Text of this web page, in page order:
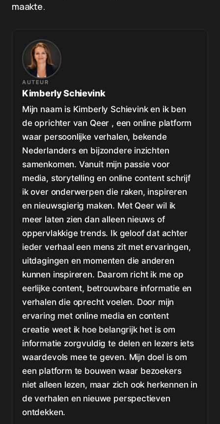
maakte.
AUTEUR
Kimberly Schievink
Mijn naam is Kimberly Schievink en ik ben
de oprichter van Qeer , een online platform
waar persoonlijke verhalen, bekende
Nederlanders en bijzondere inzichten
samenkomen. Vanuit mijn passie voor
media, storytelling en online content schrijf
ik over onderwerpen die raken, inspireren
en nieuwsgierig maken. Met Qeer wil ik
meer laten zien dan alleen nieuws of
oppervlakkige trends. Ik geloof dat achter
ieder verhaal een mens zit met ervaringen,
uitdagingen en momenten die anderen
kunnen inspireren. Daarom richt ik me op
eerlijke content, betrouwbare informatie en
verhalen die oprecht voelen. Door mijn
ervaring met online media en content
creatie weet ik hoe belangrijk het is om
informatie zorgvuldig te delen en lezers iets
waardevols mee te geven. Mijn doel is om
een platform te bouwen waar bezoekers
niet alleen lezen, maar zich ook herkennen in
de verhalen en nieuwe perspectieven
ontdekken.